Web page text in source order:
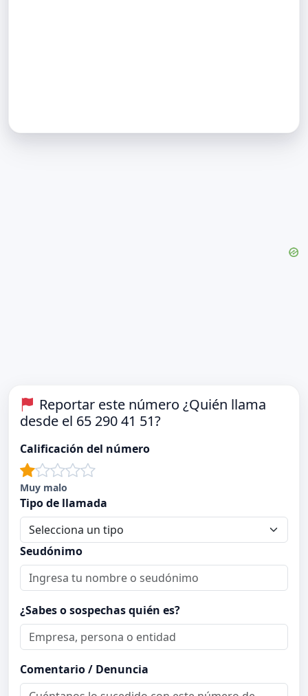
Reportar este número ¿Quién llama
desde el 65 290 41 51?
Calificación del número
Muy malo
Tipo de llamada
Seudónimo
¿Sabes o sospechas quién es?
Comentario / Denuncia